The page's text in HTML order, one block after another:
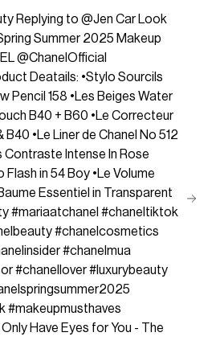
Replying to @Jen Car Look
Summer 2025 Makeup
@ChanelOfficial
Deatails: •Stylo Sourcils
Pencil 158 •Les Beiges Water
B40 + B60 •Le Correcteur
B40 •Le Liner de Chanel No 512
Contraste Intense In Rose
in 54 Boy •Le Volume
Essentiel in Transparent
#mariaatchanel #chaneltiktok
#chanelcosmetics
#chanelmua
#chanellover#luxurybeauty
#makeupmusthaves
I Only Have Eyes for You - The